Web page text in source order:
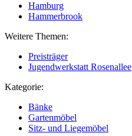
Hamburg
Hammerbrook
Weitere Themen:
Preisträger
Jugendwerkstatt Rosenallee
Kategorie:
Bänke
Gartenmöbel
Sitz- und Liegemöbel